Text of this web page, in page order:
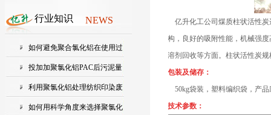
NEWS
行业知识
如何避免聚合氯化铝在使用过
程中...
投加加聚氯化铝PAC后污泥量
会增加...
利用聚氯化铝处理纺织印染废
水的...
如何用科学角度来选择聚氯化
亿升化工公司煤质柱状活性炭
构，良好的吸附性能，机械强
溶剂回收等方面。柱状活性炭
包装及储存：
50kg袋装，塑料编织袋，产
技术参数：